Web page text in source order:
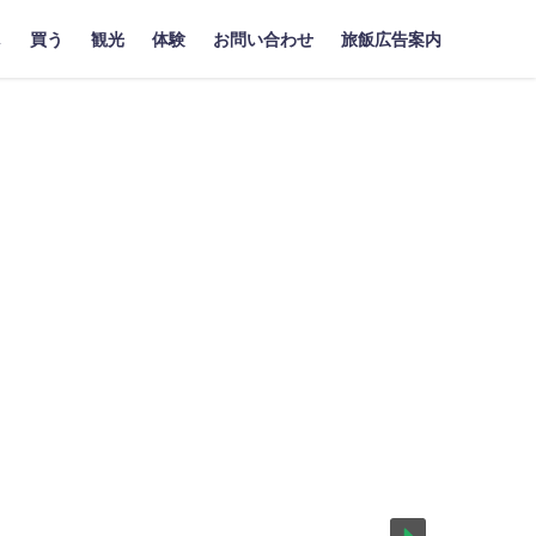
買う 観光 体験 お問い合わせ 旅飯広告案内